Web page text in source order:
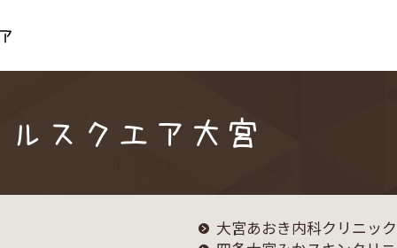
スクエア大宮
大宮あおき内科クリニック